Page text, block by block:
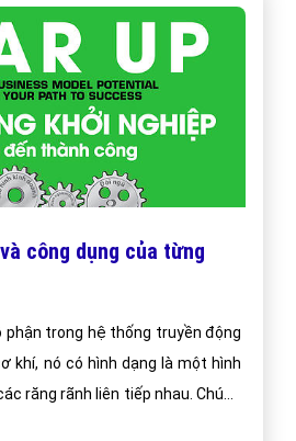
công dụng của từng
phận trong hệ thống truyền động
khí, nó có hình dạng là một hình
răng rãnh liên tiếp nhau. Chúng